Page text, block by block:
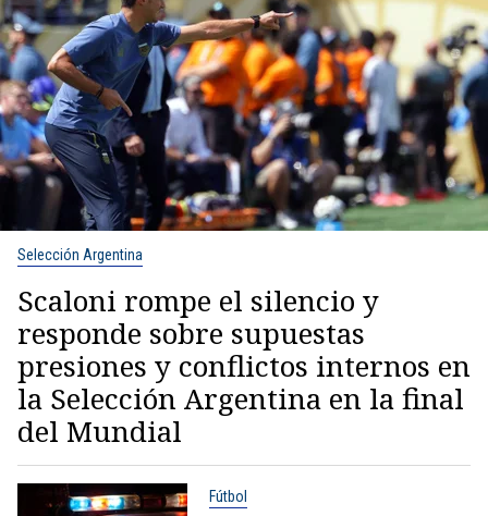
Selección Argentina
Scaloni rompe el silencio y
responde sobre supuestas
presiones y conflictos internos en
la Selección Argentina en la final
del Mundial
Fútbol